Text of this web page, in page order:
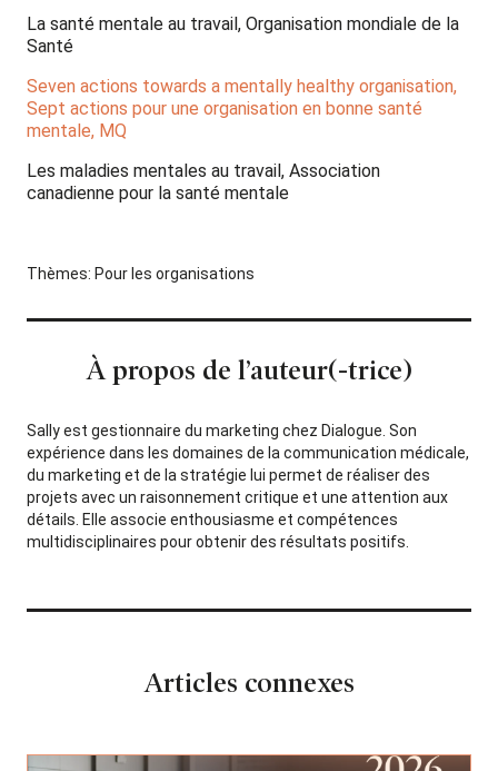
La santé mentale au travail, Organisation mondiale de la
Santé
Seven actions towards a mentally healthy organisation,
Sept actions pour une organisation en bonne santé
mentale, MQ
Les maladies mentales au travail, Association
canadienne pour la santé mentale
Thèmes: Pour les organisations
À propos de l’auteur(-trice)
Sally est gestionnaire du marketing chez Dialogue. Son
expérience dans les domaines de la communication médicale,
du marketing et de la stratégie lui permet de réaliser des
projets avec un raisonnement critique et une attention aux
détails. Elle associe enthousiasme et compétences
multidisciplinaires pour obtenir des résultats positifs.
Articles connexes